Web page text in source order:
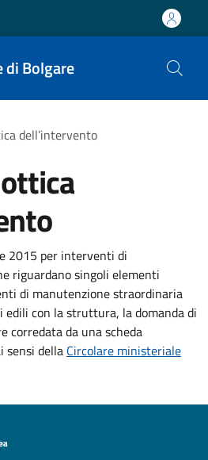
di Bolgare
dell’intervento
2015 per interventi di
riguardano singoli elementi
di manutenzione straordinaria
edili con la struttura, la domanda di
corredata da una scheda
sensi della Circolare ministeriale